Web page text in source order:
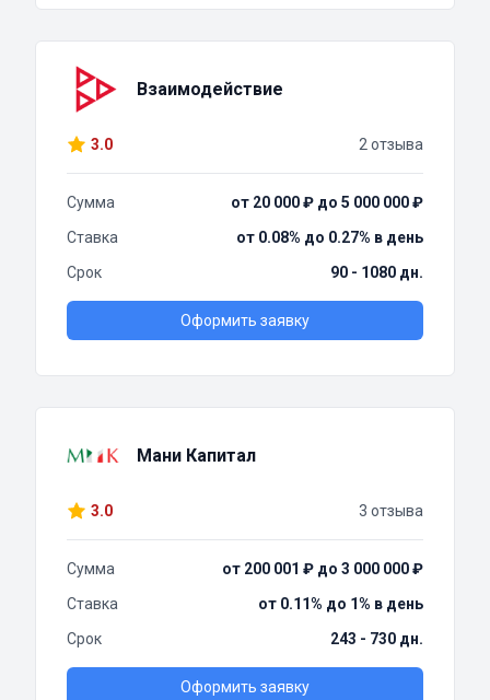
Взаимодействие
3.0 2 отзыва
Сумма
от 20 000 ₽ до 5 000 000 ₽
Ставка
от 0.08% до 0.27% в день
Срок
90 - 1080 дн.
Оформить заявку
Мани Капитал
3.0 3 отзыва
Сумма
от 200 001 ₽ до 3 000 000 ₽
Ставка
от 0.11% до 1% в день
Срок
243 - 730 дн.
Оформить заявку